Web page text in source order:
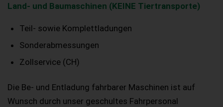
Land- und Baumaschinen (KEINE Tiertransporte)
Teil- sowie Komplettladungen
Sonderabmessungen
Zollservice (CH)
Die Be- und Entladung fahrbarer Maschinen ist auf
Wunsch durch unser geschultes Fahrpersonal